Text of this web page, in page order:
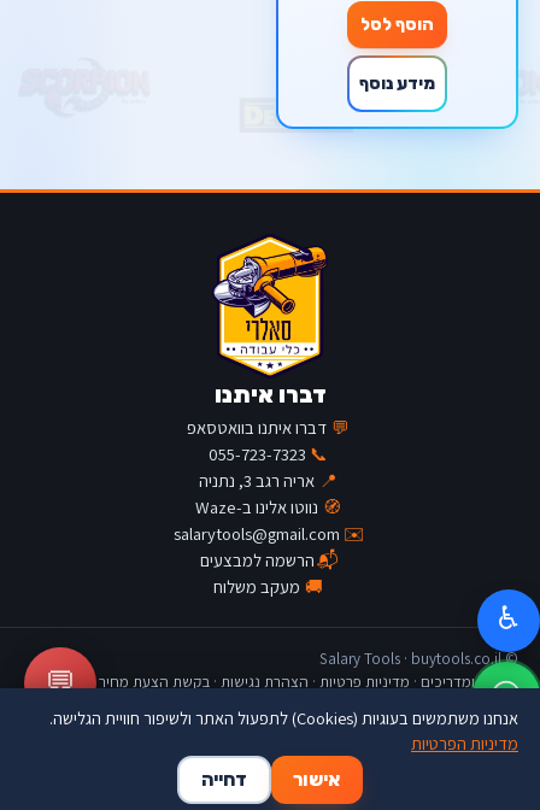
הוסף לסל
מידע נוסף
דברו איתנו
💬 דברו איתנו בוואטסאפ
📞
055-723-7323
📍 אריה רגב 3, נתניה
🧭 נווטו אלינו ב-Waze
✉️
salarytools@gmail.com
📬הרשמה למבצעים
🚚 מעקב משלוח
© Salary Tools · buytools.co.il
כתבות ומדריכים · מדיניות פרטיות · הצהרת נגישות · בקשת הצעת מחיר 💬
♿
🛒
סל קניות
אנחנו משתמשים בעוגיות (Cookies) לתפעול האתר ולשיפור חוויית הגלישה.
מדיניות הפרטיות
אישור
דחייה